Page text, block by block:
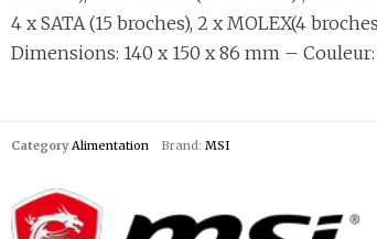
4 x SATA (15 broches), 2 x MOLEX(4
Dimensions: 140 x 150 x 86 mm –
Category Alimentation Brand:MSI